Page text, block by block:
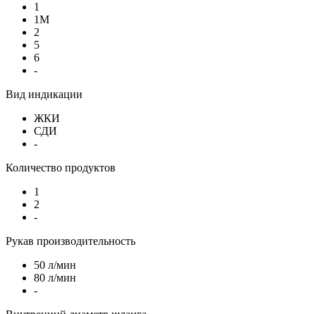
1
1М
2
5
6
-
Вид индикации
ЖКИ
СДИ
-
Количество продуктов
1
2
-
Рукав производительность
50 л/мин
80 л/мин
-